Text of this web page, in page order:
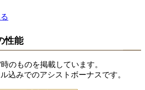
性能
のものを掲載しています。
込みでのアシストボーナスです。